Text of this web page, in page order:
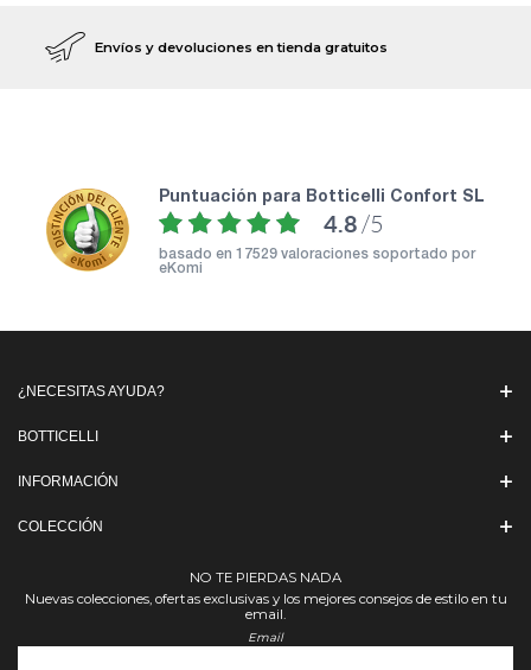
Envíos y devoluciones en tienda gratuitos
puntuación para Botticelli Confort SL
4.8 /5
basado en 17529 valoraciones soportado por
eKomi
¿NECESITAS AYUDA?
BOTTICELLI
INFORMACIÓN
COLECCIÓN
NO TE PIERDAS NADA
Nuevas colecciones, ofertas exclusivas y los mejores consejos de estilo en tu
email.
Email